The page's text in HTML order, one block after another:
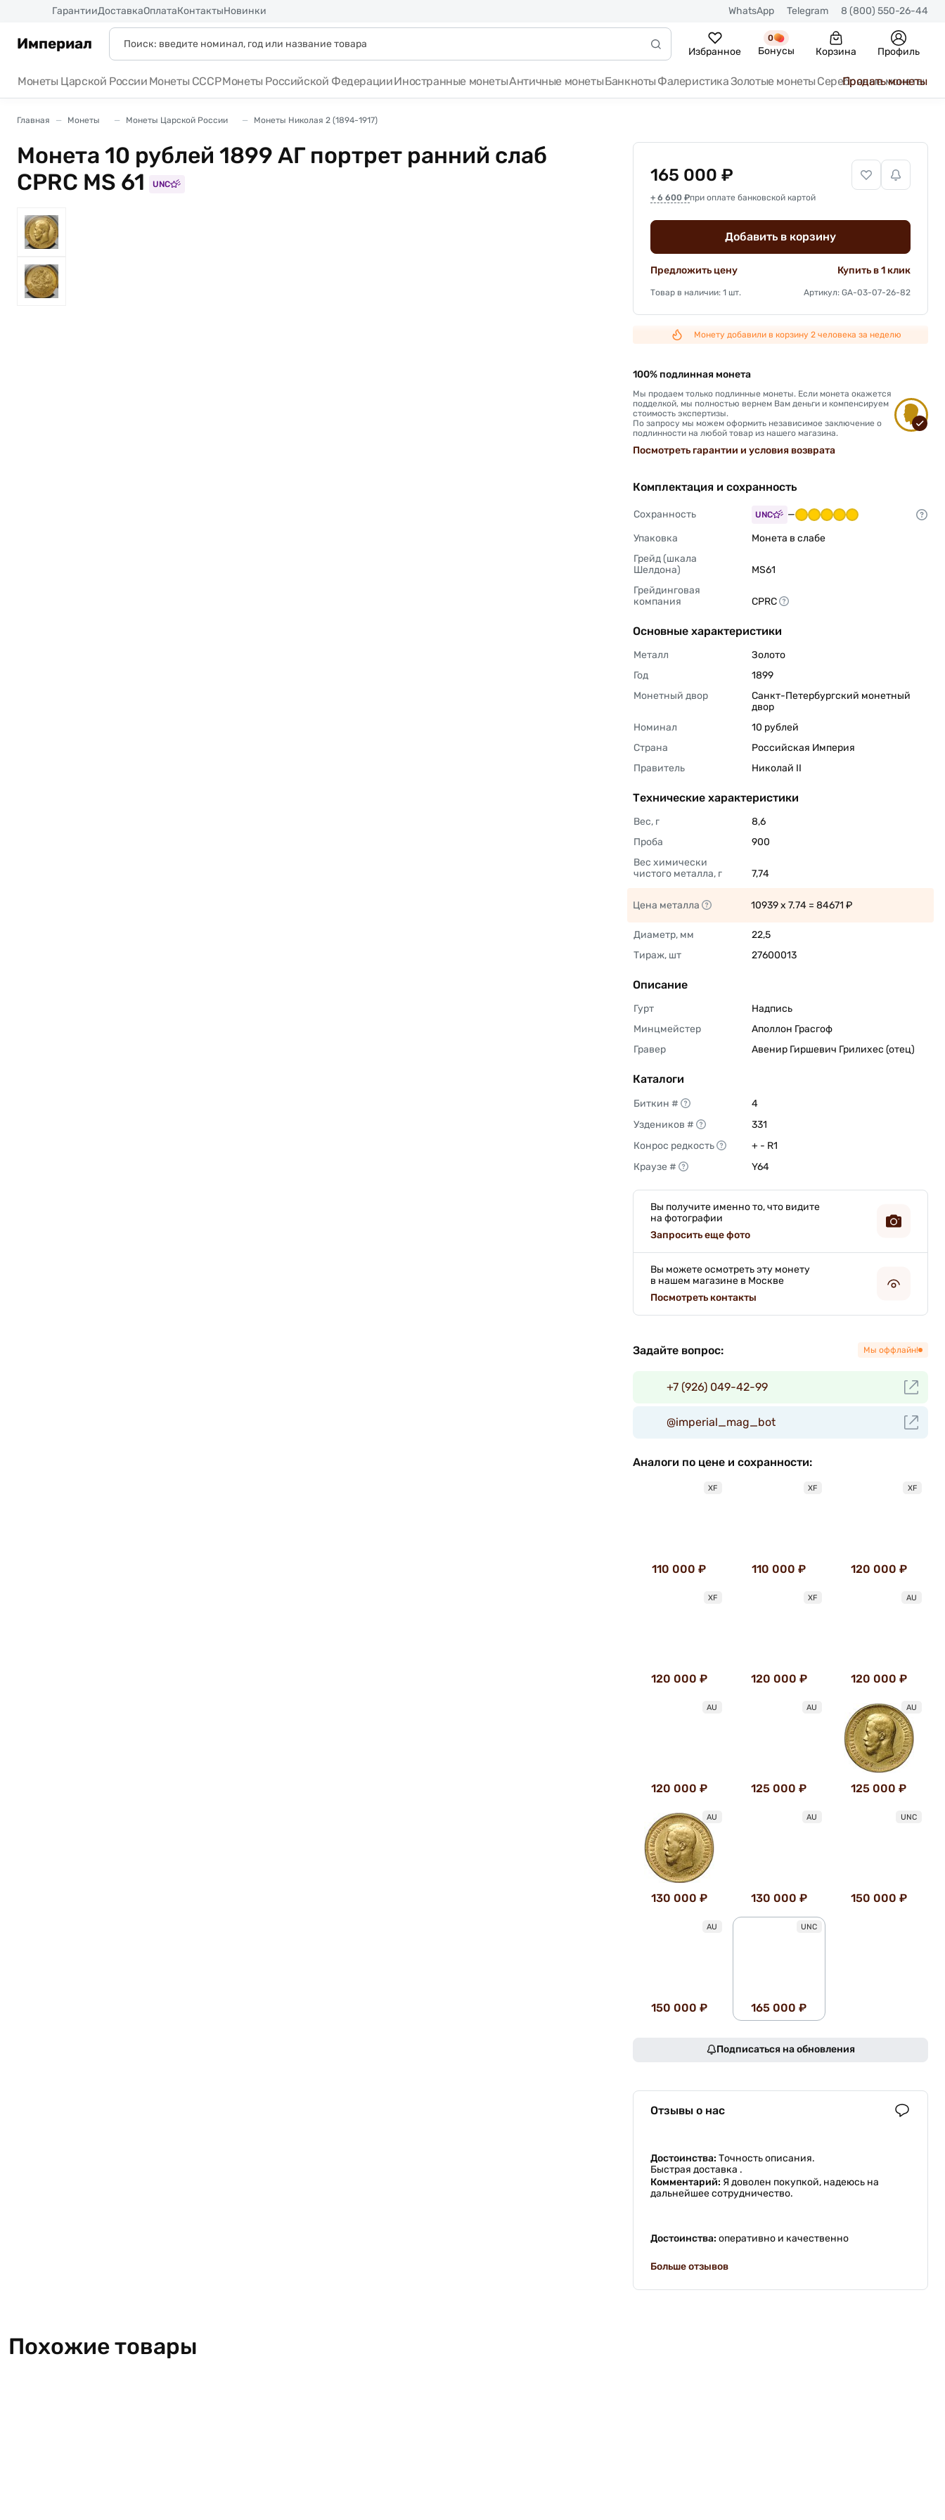
ГарантииДоставкаОплатаКонтактыНовинки WhatsApp Telegram 8 (800) 550-26-44
Империал Избранное
0
Бонусы Корзина Профиль
Монеты Царской России Монеты СССРМонеты Российской ФедерацииИностранные монетыАнтичные монетыБанкноты ФалеристикаЗолотые монеты Серебряные монеты
Продать монеты
Главная Монеты Монеты Царской России Монеты Николая 2 (1894-1917)
Монета 10 рублей 1899 АГ портрет ранний слаб
CPRC MS 61
UNC 165 000 ₽
+ 6 600 ₽при оплате банковской картой
Добавить в корзину
Предложить цену Купить в 1 клик
Товар в наличии: 1 шт. Артикул: GA-03-07-26-82
Монету добавили в корзину 2 человека за неделю
100% подлинная монета
Мы продаем только подлинные монеты. Если монета окажется
подделкой, мы полностью вернем Вам деньги и компенсируем
стоимость экспертизы.
По запросу мы можем оформить независимое заключение о
подлинности на любой товар из нашего магазина.
Посмотреть гарантии и условия возврата
Комплектация и сохранность
Сохранность UNC
—
Упаковка
Монета в слабе
Грейд (шкала
Шелдона)
MS61
Грейдинговая
компания
CPRC
Основные характеристики
Металл
Золото
Год
1899
Монетный двор
Санкт-Петербургский монетный
двор
Номинал
10 рублей
Страна
Российская Империя
Правитель
Николай II
Технические характеристики
Вес, г
8,6
Проба
900
Вес химически
чистого металла, г
7,74
Цена металла 10939 x 7.74 = 84671 ₽
Диаметр, мм
22,5
Тираж, шт
27600013
Описание
Гурт
Надпись
Минцмейстер
Аполлон Грасгоф
Гравер
Авенир Гиршевич Грилихес (отец)
Каталоги
Биткин #
4
Уздеников #
331
Конрос редкость
+ - R1
Краузе #
Y64
Вы получите именно то, что видите
на фотографии
Запросить еще фото
Вы можете осмотреть эту монету
в нашем магазине в Москве
Посмотреть контакты
Задайте вопрос: Мы оффлайн!
+7 (926) 049-42-99
@imperial_mag_bot
Аналоги по цене и сохранности:
XF
110 000 ₽
XF
110 000 ₽
XF
120 000 ₽
XF
120 000 ₽
XF
120 000 ₽
AU
120 000 ₽
AU
120 000 ₽
AU
125 000 ₽
AU
125 000 ₽
AU
130 000 ₽
AU
130 000 ₽
UNC
150 000 ₽
AU
150 000 ₽
UNC
165 000 ₽
Подписаться на обновления
Отзывы о нас
Достоинства: Точность описания.
Быстрая доставка .
Комментарий: Я доволен покупкой, надеюсь на
дальнейшее сотрудничество.
Достоинства: оперативно и качественно
Больше отзывов
Похожие товары